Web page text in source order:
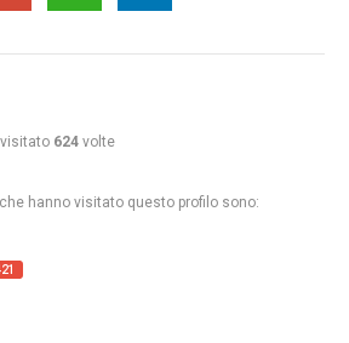
624 volte
hanno visitato questo profilo sono: